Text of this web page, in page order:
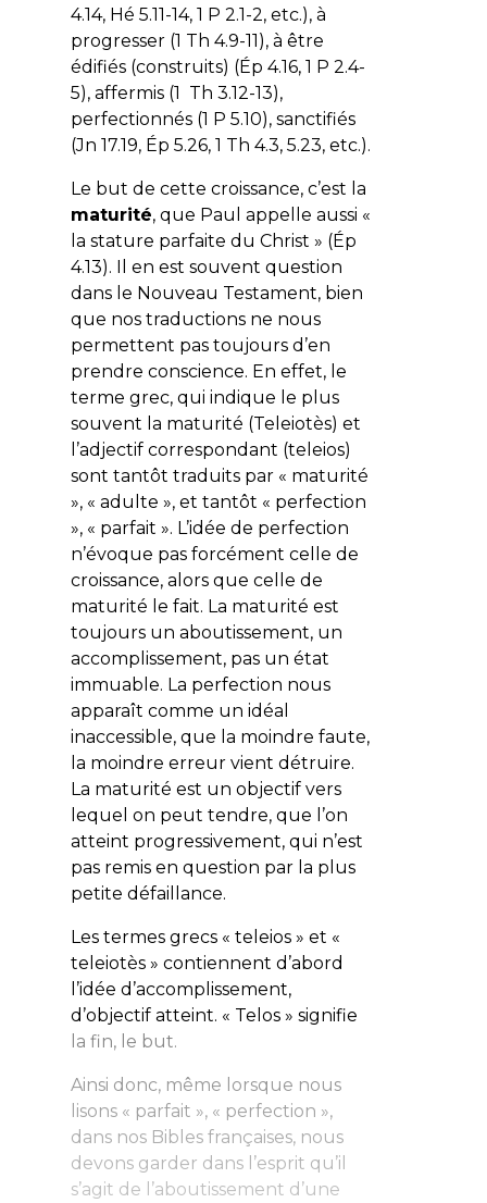
4.14, Hé 5.11-14, 1 P 2.1-2, etc.), à
progresser (1 Th 4.9-11), à être
édifiés (construits) (Ép 4.16, 1 P 2.4-
5), affermis (1 Th 3.12-13),
perfectionnés (1 P 5.10), sanctifiés
(Jn 17.19, Ép 5.26, 1 Th 4.3, 5.23, etc.).
Le but de cette croissance, c’est la
maturité, que Paul appelle aussi «
la stature parfaite du Christ » (Ép
4.13). Il en est souvent question
dans le Nouveau Testament, bien
que nos traductions ne nous
permettent pas toujours d’en
prendre conscience. En effet, le
terme grec, qui indique le plus
souvent la maturité (Teleiotès) et
l’adjectif correspondant (teleios)
sont tantôt traduits par « maturité
», « adulte », et tantôt « perfection
», « parfait ». L’idée de perfection
n’évoque pas forcément celle de
croissance, alors que celle de
maturité le fait. La maturité est
toujours un aboutissement, un
accomplissement, pas un état
immuable. La perfection nous
apparaît comme un idéal
inaccessible, que la moindre faute,
la moindre erreur vient détruire.
La maturité est un objectif vers
lequel on peut tendre, que l’on
atteint progressivement, qui n’est
pas remis en question par la plus
petite défaillance.
Les termes grecs « teleios » et «
teleiotès » contiennent d’abord
l’idée d’accomplissement,
d’objectif atteint. « Telos » signifie
la fin, le but.
Ainsi donc, même lorsque nous
lisons « parfait », « perfection »,
dans nos Bibles françaises, nous
devons garder dans l’esprit qu’il
s’agit de l’aboutissement d’une